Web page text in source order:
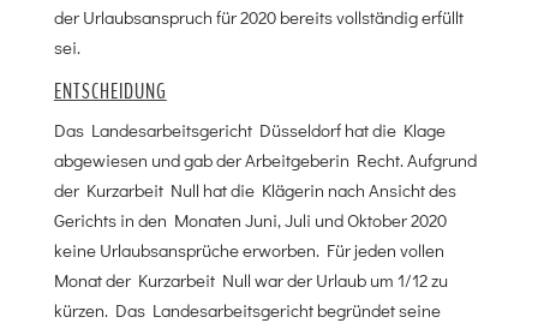
der Urlaubsanspruch für 2020 bereits vollständig erfüllt
sei.
ENTSCHEIDUNG
Das Landesarbeitsgericht Düsseldorf hat die Klage
abgewiesen und gab der Arbeitgeberin Recht. Aufgrund
der Kurzarbeit Null hat die Klägerin nach Ansicht des
Gerichts in den Monaten Juni, Juli und Oktober 2020
keine Urlaubsansprüche erworben. Für jeden vollen
Monat der Kurzarbeit Null war der Urlaub um 1/12 zu
kürzen. Das Landesarbeitsgericht begründet seine